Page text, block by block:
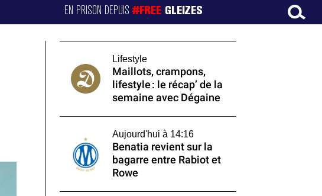
EN PRISON DEPUIS#FREE GLEIZES
Lifestyle
Maillots, crampons,
lifestyle : le récap’ de la
semaine avec Dégaine
Aujourd'hui à 14:16
Benatia revient sur la
bagarre entre Rabiot et
Rowe